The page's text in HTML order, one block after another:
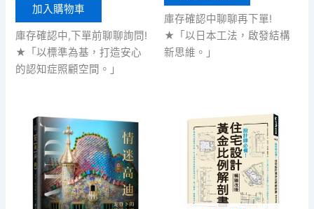
加入購物車
庫存確認中,下單前聊聊詢問!
★「以標準為基，打造安心
的認知症照顧空間。」
庫存確認中聊聊再下單!
★「以日本工法，啟發結構
新思維。」